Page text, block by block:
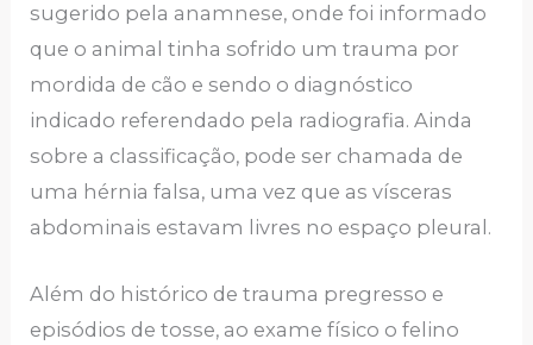
sugerido pela anamnese, onde foi informado
que o animal tinha sofrido um trauma por
mordida de cão e sendo o diagnóstico
indicado referendado pela radiografia. Ainda
sobre a classificação, pode ser chamada de
uma hérnia falsa, uma vez que as vísceras
abdominais estavam livres no espaço pleural.
Além do histórico de trauma pregresso e
episódios de tosse, ao exame físico o felino